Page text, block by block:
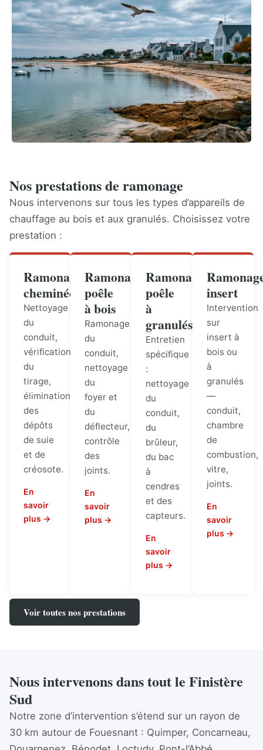
Nos prestations de ramonage
Nous intervenons sur tous les types d’appareils de
chauffage au bois et aux granulés. Choisissez votre
prestation :
Ramonage
cheminée
Nettoyage
du
conduit,
vérification
du
tirage,
élimination
des
dépôts
de suie
et de
créosote.
En
savoir
plus →
Ramonage
poêle
à bois
Ramonage
du
conduit,
nettoyage
du
foyer et
du
déflecteur,
contrôle
des
joints.
En
savoir
plus →
Ramonage
poêle
à
granulés
Entretien
spécifique
:
nettoyage
du
conduit,
du
brûleur,
du bac
à
cendres
et des
capteurs.
En
savoir
plus →
insert
Intervention
sur
insert à
bois ou
à
granulés
—
conduit,
chambre
de
combustion,
vitre,
joints.
En
savoir
plus →
Voir toutes nos prestations
Nous intervenons dans tout le Finistère
Sud
Notre zone d’intervention s’étend sur un rayon de
30 km autour de Fouesnant : Quimper, Concarneau,